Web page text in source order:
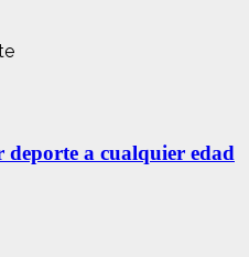
deporte a cualquier edad